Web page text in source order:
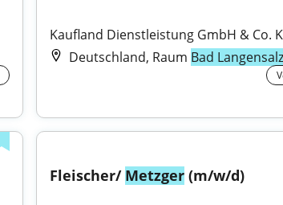
Kaufland Dienstleistung GmbH & Co.
Deutschland, Raum Bad
Fleischer/ Metzger (m/w/d)